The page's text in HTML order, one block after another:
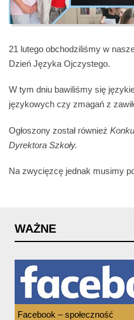
21 lutego obchodziliśmy w
Dzień Języka Ojczystego.
W tym dniu bawiliśmy się
językowych czy zmagań z
Ogłoszony został również
Dyrektora Szkoły.
Na zwycięzcę jednak musimy
WAŻNE
Facebook – społeczność